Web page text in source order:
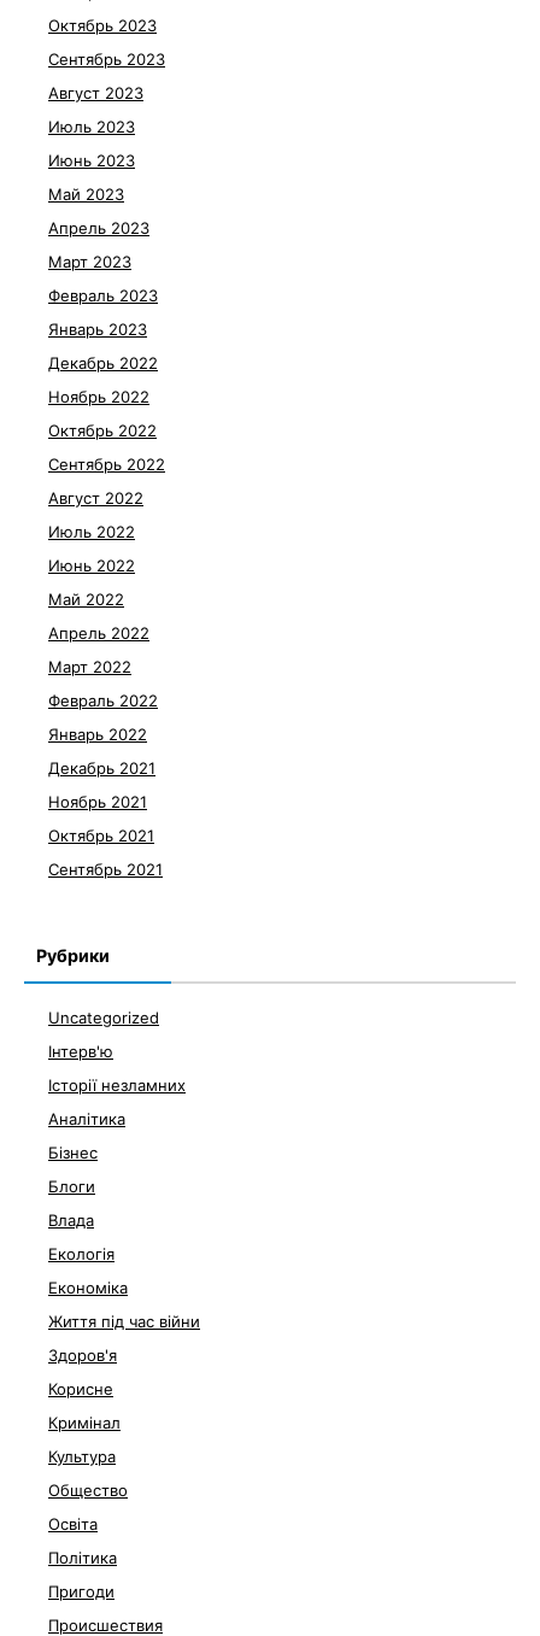
Октябрь 2023
Сентябрь 2023
Август 2023
Июль 2023
Июнь 2023
Май 2023
Апрель 2023
Март 2023
Февраль 2023
Январь 2023
Декабрь 2022
Ноябрь 2022
Октябрь 2022
Сентябрь 2022
Август 2022
Июль 2022
Июнь 2022
Май 2022
Апрель 2022
Март 2022
Февраль 2022
Январь 2022
Декабрь 2021
Ноябрь 2021
Октябрь 2021
Сентябрь 2021
Рубрики
Uncategorized
Інтерв'ю
Історії незламних
Аналітика
Бізнес
Блоги
Влада
Екологія
Економіка
Життя під час війни
Здоров'я
Корисне
Кримінал
Культура
Общество
Освіта
Політика
Пригоди
Происшествия